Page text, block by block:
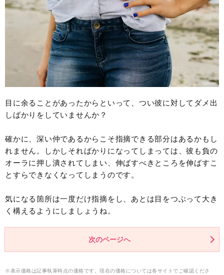
目に余ることがあったからといって、つい彼に対してダメ出
しばかりをしていませんか？
確かに、深い仲であるからこそ指摘できる部分はあるかもし
れません。しかしそればかりになってしまっては、彼も負の
オーラに押し潰されてしまい、伸ばすべきところを伸ばすこ
とすらできなくなってしまうのです。
気になる箇所は一度だけ指摘をし、あとは目をつぶって大き
く構えるようにしましょうね。
次のページへ
※表示価格は記事執筆時点の価格です。現在の価格については各サイトでご確認くださ